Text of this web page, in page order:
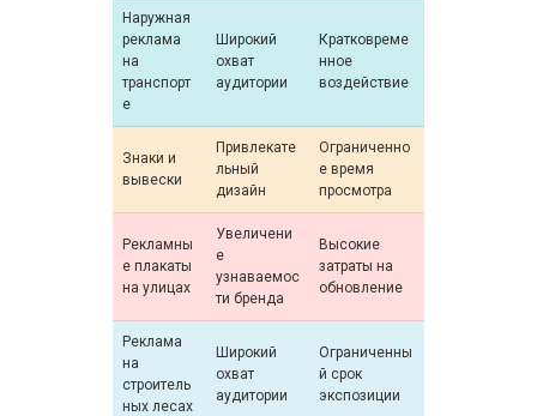
Наружная
реклама
на
транспорт
е
Широкий
охват
аудитории
Кратковреме
нное
воздействие
Знаки и
вывески
Привлекате
льный
дизайн
Ограниченно
е время
просмотра
Рекламны
е плакаты
на улицах
Увеличени
е
узнаваемос
ти бренда
Высокие
затраты на
обновление
Реклама
на
строитель
ных лесах
Широкий
охват
аудитории
Ограниченны
й срок
экспозиции